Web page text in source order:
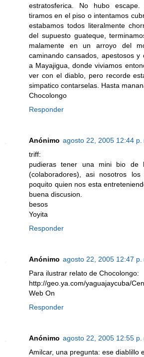
estratosferica. No hubo
tiramos en el piso o intentamos
estabamos todos literalmente
del supuesto guateque,
malamente en un arroyo del
caminando cansados, apestosos
a Mayajigua, donde viviamos
ver con el diablo, pero recorde
simpatico contarselas. Hasta
Chocolongo
Responder
Anónimo agosto 22, 2005 12:44 p.
triff:
pudieras tener una mini bio de
(colaboradores), asi nosotros
poquito quien nos esta
buena discusion.
besos
Yoyita
Responder
Anónimo agosto 22, 2005 12:47 p.
Para ilustrar relato de Chocolongo:
http://geo.ya.com/yaguajaycuba/
Web On
Responder
Anónimo agosto 22, 2005 12:55 p.
Amilcar, una pregunta: ese diablillo